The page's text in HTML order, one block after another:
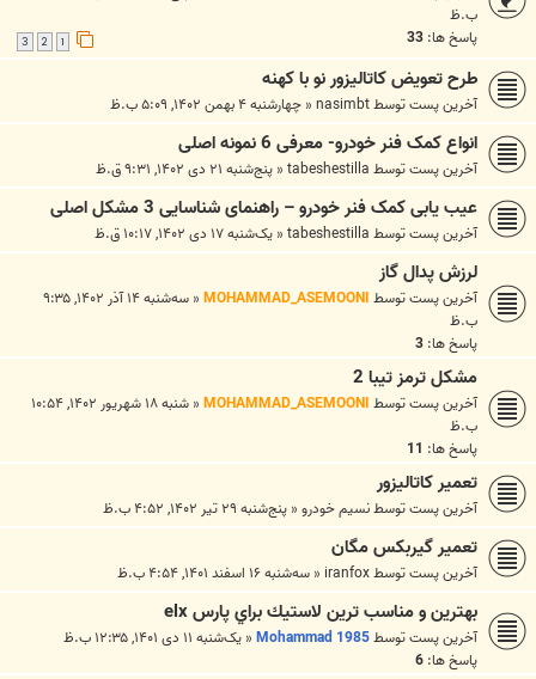
ب.ظ
پاسخ ها: 33
3
طرح تعویض کاتالیزور نو با کهنه
آخرین پست توسطnasimbt
« چهارشنبه ۴ بهمن ۱۴۰۲, ۵:۰۹ ب.ظ
انواع کمک فنر خودرو- معرفی 6 نمونه اصلی
آخرین پست توسطtabeshestilla
« پنج‌شنبه ۲۱ دی ۱۴۰۲, ۹:۳۱ ق.ظ
عیب یابی کمک فنر خودرو – راهنمای شناسایی 3 مشکل اصلی
آخرین پست توسطtabeshestilla
« یک‌شنبه ۱۷ دی ۱۴۰۲, ۱۰:۱۷ ق.ظ
لرزش پدال گاز
آخرین پست توسطMOHAMMAD_ASEMOONI
«
سه‌شنبه ۱۴ آذر ۱۴۰۲, ۹:۳۵
ب.ظ
پاسخ ها: 3
مشکل ترمز تیبا 2
آخرین پست توسطMOHAMMAD_ASEMOONI
«
شنبه ۱۸ شهریور ۱۴۰۲, ۱۰:۵۴
ب.ظ
پاسخ ها: 11
تعمیر کاتالیزور
آخرین پست توسطنسیم خودرو« پنج‌شنبه ۲۹ تیر ۱۴۰۲, ۴:۵۲ ب.ظ
تعمیر گیربکس مگان
آخرین پست توسطiranfox
« سه‌شنبه ۱۶ اسفند ۱۴۰۱, ۴:۵۴ ب.ظ
بهترين و مناسب ترين لاستيك براي پارس elx
آخرین پست توسطMohammad 1985
« یک‌شنبه ۱۱ دی ۱۴۰۱, ۱۲:۳۵ ب.ظ
پاسخ ها: 6